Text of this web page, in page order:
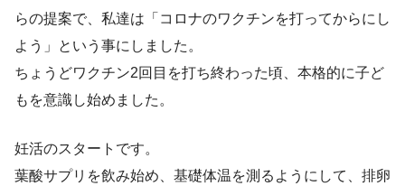
らの提案で、私達は「コロナのワクチンを打ってからにし
よう」という事にしました。
ちょうどワクチン2回目を打ち終わった頃、本格的に子ど
もを意識し始めました。
妊活のスタートです。
葉酸サプリを飲み始め、基礎体温を測るようにして、排卵